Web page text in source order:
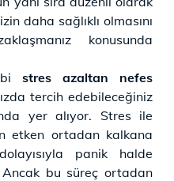
daha sağlıklı olmasını
konusunda
stres azaltan nefes
tercih edebileceğiniz
yer alıyor. Stres ile
etken ortadan kalkana
panik halde
Ancak bu süreç ortadan